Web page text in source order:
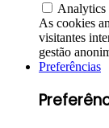
Analytics
As cookies
visitantes
gestão
Preferências